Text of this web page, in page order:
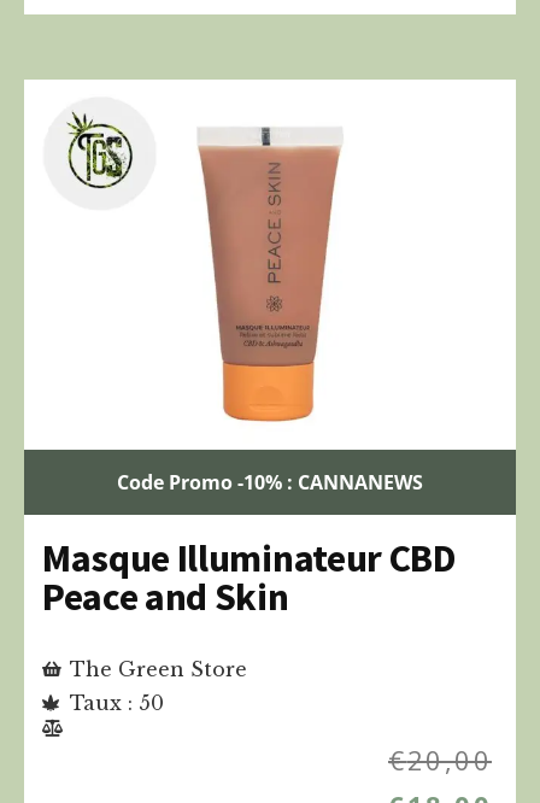
Code Promo -10% : CANNANEWS
Masque Illuminateur CBD
Peace and Skin
The Green Store
Taux : 50
€20,00